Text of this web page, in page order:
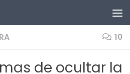
10
de ocultar la